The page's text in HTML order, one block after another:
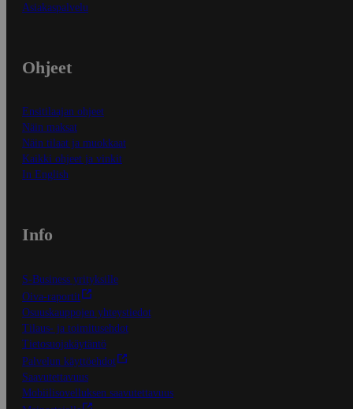
Asiakaspalvelu
Ohjeet
Ensitilaajan ohjeet
Näin maksat
Näin tilaat ja muokkaat
Kaikki ohjeet ja vinkit
In English
Info
S-Business yrityksille
Oiva-raportit
Osuuskauppojen yhteystiedot
Tilaus- ja toimitusehdot
Tietosuojakäytäntö
Palvelun käyttöehdot
Saavutettavuus
Mobiilisovelluksen saavutettavuus